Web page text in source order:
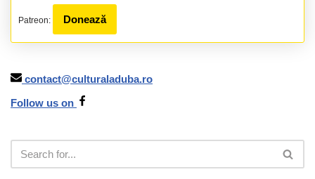
Patreon: Donează
contact@culturaladuba.ro
Follow us on